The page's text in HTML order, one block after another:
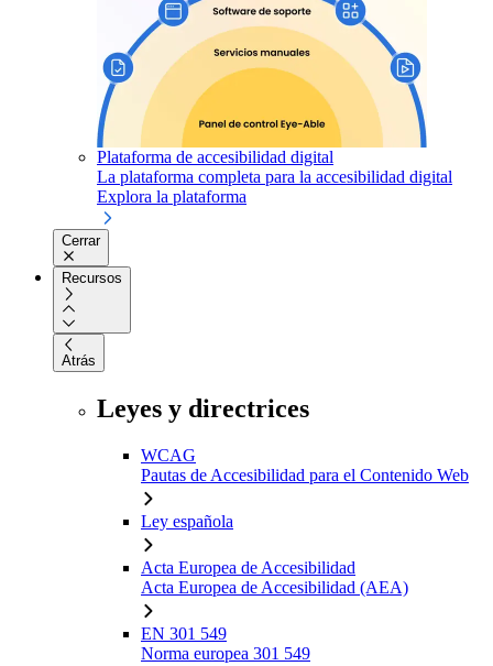
Plataforma de accesibilidad digital
La plataforma completa para la accesibilidad digital
Explora la plataforma
Cerrar
Recursos
Atrás
Leyes y directrices
WCAG
Pautas de Accesibilidad para el Contenido Web
Ley española
Acta Europea de Accesibilidad
Acta Europea de Accesibilidad (AEA)
EN 301 549
Norma europea 301 549